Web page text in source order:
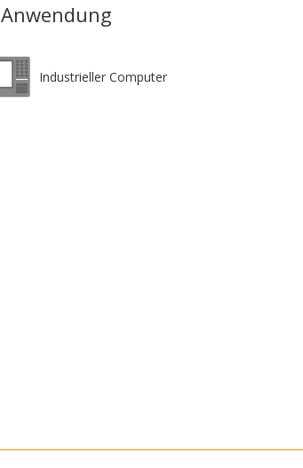
Anwendung
Industrieller Computer